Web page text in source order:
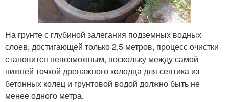
На грунте с глубиной залегания подземных водных
слоев, достигающей только 2,5 метров, процесс очистки
становится невозможным, поскольку между самой
нижней точкой дренажного колодца для септика из
бетонных колец и грунтовой водой должно быть не
менее одного метра.